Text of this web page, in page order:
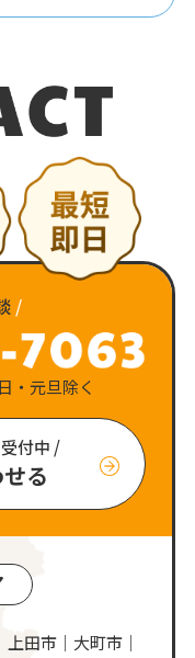
/
・元旦除く
付中 /
る
田市｜大町市｜